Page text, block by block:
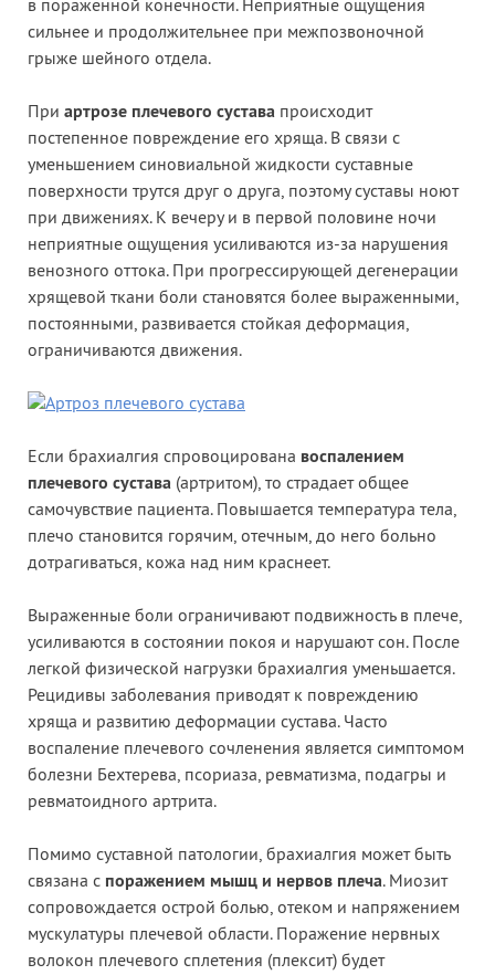
в пораженной конечности. Неприятные ощущения
сильнее и продолжительнее при межпозвоночной
грыже шейного отдела.
При артрозе плечевого сустава происходит
постепенное повреждение его хряща. В связи с
уменьшением синовиальной жидкости суставные
поверхности трутся друг о друга, поэтому суставы ноют
при движениях. К вечеру и в первой половине ночи
неприятные ощущения усиливаются из-за нарушения
венозного оттока. При прогрессирующей дегенерации
хрящевой ткани боли становятся более выраженными,
постоянными, развивается стойкая деформация,
ограничиваются движения.
Если брахиалгия спровоцирована воспалением
плечевого сустава (артритом), то страдает общее
самочувствие пациента. Повышается температура тела,
плечо становится горячим, отечным, до него больно
дотрагиваться, кожа над ним краснеет.
Выраженные боли ограничивают подвижность в плече,
усиливаются в состоянии покоя и нарушают сон. После
легкой физической нагрузки брахиалгия уменьшается.
Рецидивы заболевания приводят к повреждению
хряща и развитию деформации сустава. Часто
воспаление плечевого сочленения является симптомом
болезни Бехтерева, псориаза, ревматизма, подагры и
ревматоидного артрита.
Помимо суставной патологии, брахиалгия может быть
связана с поражением мышц и нервов плеча. Миозит
сопровождается острой болью, отеком и напряжением
мускулатуры плечевой области. Поражение нервных
волокон плечевого сплетения (плексит) будет